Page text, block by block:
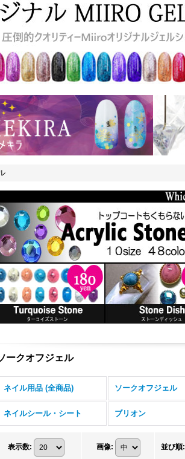
ークオフジェル
ネイル用品 (全商品) ソークオフジェル
ネイルシール・シート ブリオン
表示数: 画像: 並び順: